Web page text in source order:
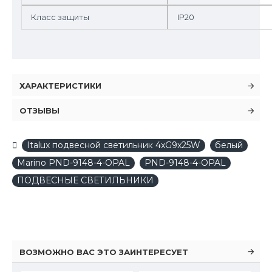
Класс защиты IP20
ХАРАКТЕРИСТИКИ
ОТЗЫВЫ
Italux подвесной светильник 4xG9x25W
белый
Marino PND-9148-4-OPAL
PND-9148-4-OPAL
ПОДВЕСНЫЕ СВЕТИЛЬНИКИ
ВОЗМОЖНО ВАС ЭТО ЗАИНТЕРЕСУЕТ